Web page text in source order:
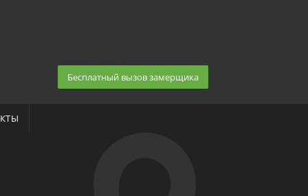
Бесплатный вызов замерщика